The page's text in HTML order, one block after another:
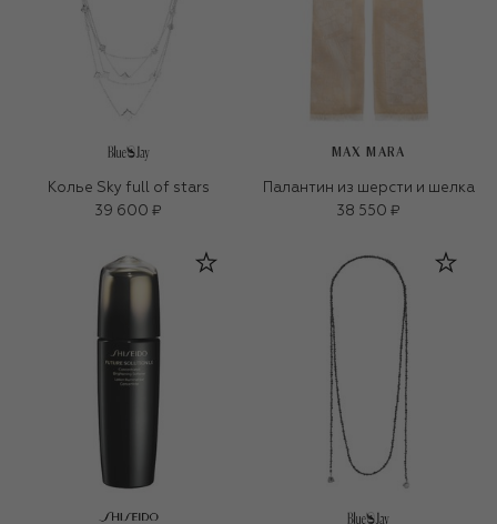
Колье Sky full of stars
39 600 ₽
MAX MARA
Палантин из шерсти и шелка
38 550 ₽